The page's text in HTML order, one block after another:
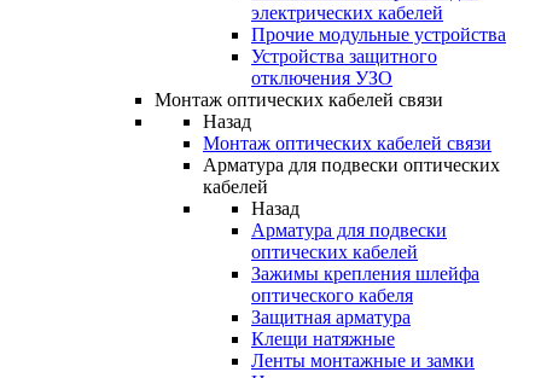
электрических кабелей
Прочие модульные устройства
Устройства защитного
отключения УЗО
Монтаж оптических кабелей связи
Назад
Монтаж оптических кабелей связи
Арматура для подвески оптических
кабелей
Назад
Арматура для подвески
оптических кабелей
Зажимы крепления шлейфа
оптического кабеля
Защитная арматура
Клещи натяжные
Ленты монтажные и замки